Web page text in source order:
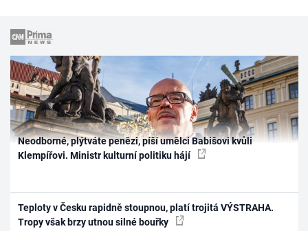
Neodborné, plýtváte penězi, píší umělci Babišovi kvůli
Klempířovi. Ministr kulturní politiku hájí
Teploty v Česku rapidně stoupnou, platí trojitá VÝSTRAHA.
Tropy však brzy utnou silné bouřky